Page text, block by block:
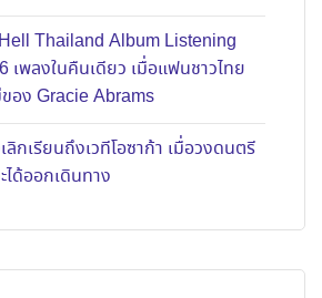
Thailand Album Listening
เพลงในคืนเดียว เมื่อแฟนชาวไทย
อง Gracie Abrams
กเรียนถึงเวทีโอซาก้า เมื่อวงดนตรี
ด้ออกเดินทาง